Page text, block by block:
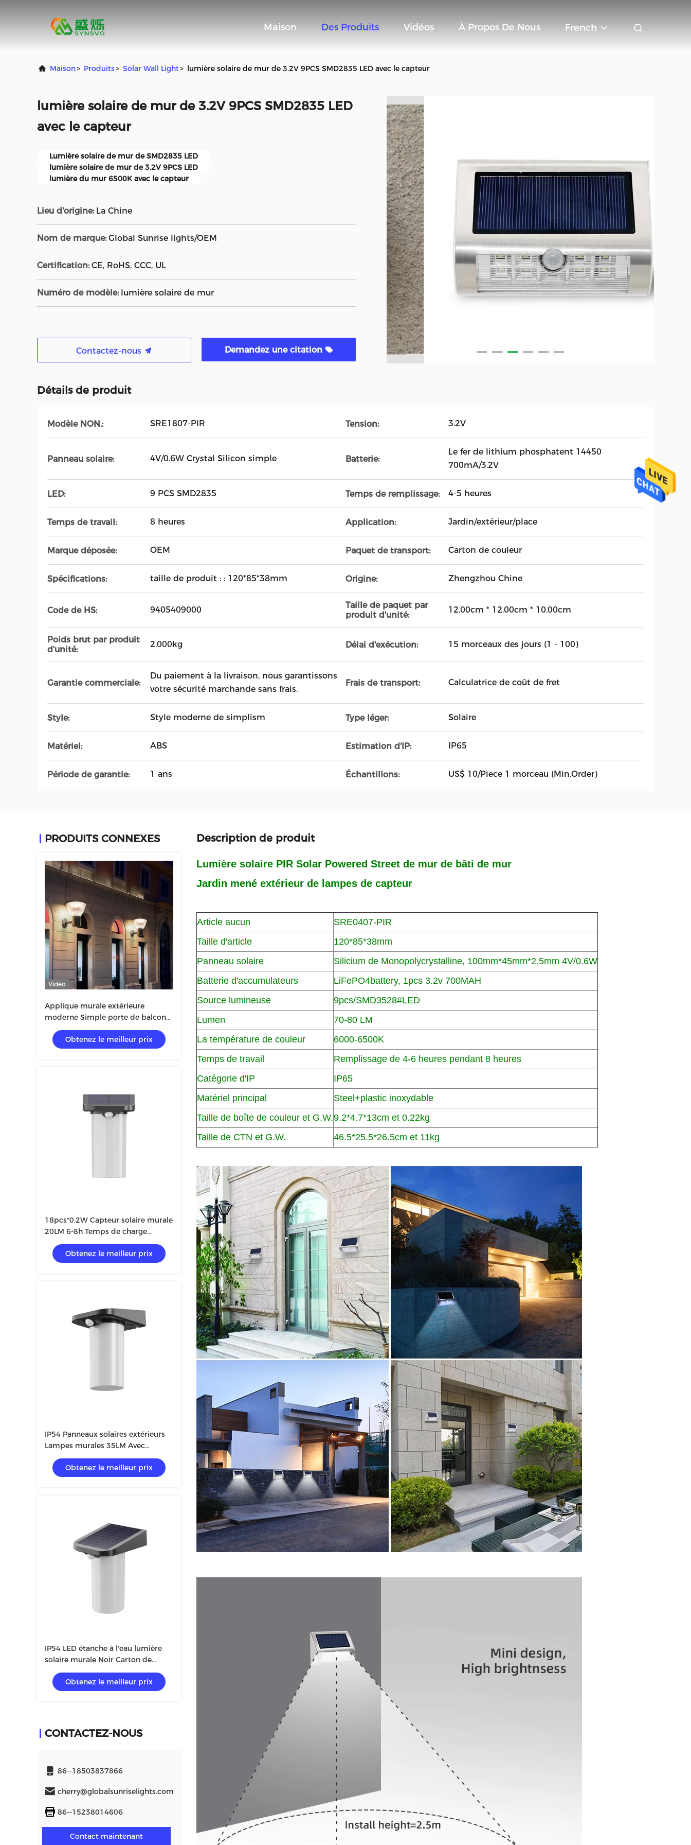
Maison Des Produits Vidéos À Propos De Nous French
Maison> Produits> Solar Wall Light> lumière solaire de mur de 3.2V 9PCS SMD2835 LED avec le capteur
lumière solaire de mur de 3.2V 9PCS SMD2835 LED
avec le capteur
Lumière solaire de mur de SMD2835 LED
lumière solaire de mur de 3.2V 9PCS LED
lumière du mur 6500K avec le capteur
Lieu d'origine: La Chine
Nom de marque: Global Sunrise lights/OEM
Certification: CE, RoHS, CCC, UL
Numéro de modèle: lumière solaire de mur
Contactez-nous Demandez une citation
Détails de produit
Modèle NON.: SRE1807-PIR Tension: 3.2V
Panneau solaire: 4V/0.6W Crystal Silicon simple Batterie:
Le fer de lithium phosphatent 14450
700mA/3.2V
LED: 9 PCS SMD2835 Temps de remplissage: 4-5 heures
Temps de travail: 8 heures Application: Jardin/extérieur/place
Marque déposée: OEM Paquet de transport: Carton de couleur
Spécifications: taille de produit : : 120*85*38mm Origine: Zhengzhou Chine
Code de HS: 9405409000
Taille de paquet par
produit d'unité:
12.00cm * 12.00cm * 10.00cm
Poids brut par produit
d'unité:
2.000kg Délai d'exécution: 15 morceaux des jours (1 - 100)
Garantie commerciale:
Du paiement à la livraison, nous garantissons
votre sécurité marchande sans frais.
Frais de transport: Calculatrice de coût de fret
Style: Style moderne de simplism Type léger: Solaire
Matériel: ABS Estimation d'IP: IP65
Période de garantie: 1 ans Échantillons: US$ 10/Piece 1 morceau (Min.Order)
PRODUITS CONNEXES
Vidéo
Applique murale extérieure
moderne Simple porte de balcon
extérieur étanche applique murale
couloir cour applique murale
Obtenez le meilleur prix
18pcs*0.2W Capteur solaire murale
20LM 6-8h Temps de charge
19,2*18*13,7cm
Obtenez le meilleur prix
IP54 Panneaux solaires extérieurs
Lampes murales 35LM Avec
50000h électrique 19,2*18*13,7cm
Obtenez le meilleur prix
IP54 LED étanche à l'eau lumière
solaire murale Noir Carton de
couleur 59*55,4*42,5cm B720
Obtenez le meilleur prix
CONTACTEZ-NOUS
86--18503837866
cherry@globalsunriselights.com
86--15238014606
Contact maintenant
Description de produit
Lumière solaire PIR Solar Powered Street de mur de bâti de mur
Jardin mené extérieur de lampes de capteur
Article aucun
SRE0407-PIR
Taille d'article
120*85*38mm
Panneau solaire
Silicium de Monopolycrystalline, 100mm*45mm*2.5mm 4V/0.6W
Batterie d'accumulateurs
LiFePO4battery, 1pcs 3.2v 700MAH
Source lumineuse
9pcs/SMD3528#LED
Lumen
70-80 LM
La température de couleur
6000-6500K
Temps de travail
Remplissage de 4-6 heures pendant 8 heures
Catégorie d'IP
IP65
Matériel principal
Steel+plastic inoxydable
Taille de boîte de couleur et G.W.9.2*4.7*13cm et 0.22kg
Taille de CTN et G.W.
46.5*25.5*26.5cm et 11kg